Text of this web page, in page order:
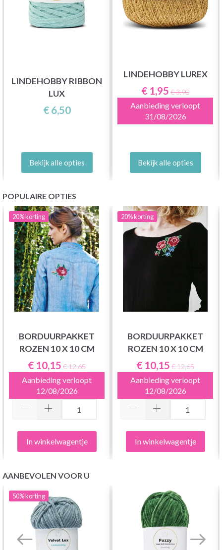
LINDEHOBBY RIBBON
LUX
€ 6,50
Bekijk alle opties
LINDEHOBBY LUREX
€ 1,95 € 3,90
Aanbieding verloopt
31/08/2026
Bekijk alle opties
POPULAIRE OPTIES
20%korting
BORDUURPAKKET
ROZEN 10 X 10 CM
€ 10,15 € 12,65
Aanbieding verloopt
12/08/2026
In winkelwagentje
20%korting
BORDUURPAKKET
ROZEN 10 X 10 CM
€ 10,15 € 12,65
Aanbieding verloopt
12/08/2026
In winkelwagentje
AANBEVOLEN VOOR U
50%korting